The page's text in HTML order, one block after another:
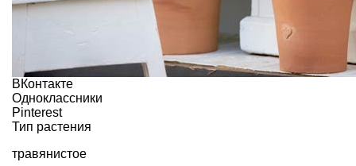
ВКонтакте
Одноклассники
Pinterest
Тип растения
травянистое